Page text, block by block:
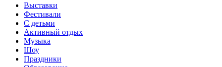
Выставки
Фестивали
С детьми
Активный отдых
Музыка
Шоу
Праздники